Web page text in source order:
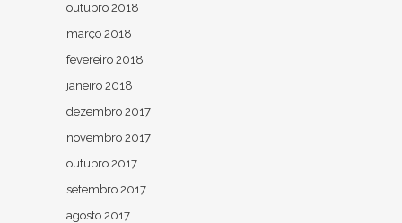
outubro 2018
março 2018
fevereiro 2018
janeiro 2018
dezembro 2017
novembro 2017
outubro 2017
setembro 2017
agosto 2017